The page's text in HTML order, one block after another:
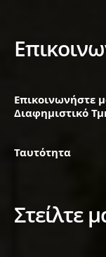
Επικοινωνήστε
Διαφημιστικό
Ταυτότητα
Στείλτε